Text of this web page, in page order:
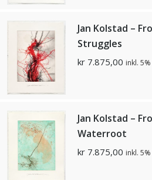
Jan Kolstad –
Struggles
kr 7.875,00 inkl.
Jan Kolstad –
Waterroot
kr 7.875,00 inkl.